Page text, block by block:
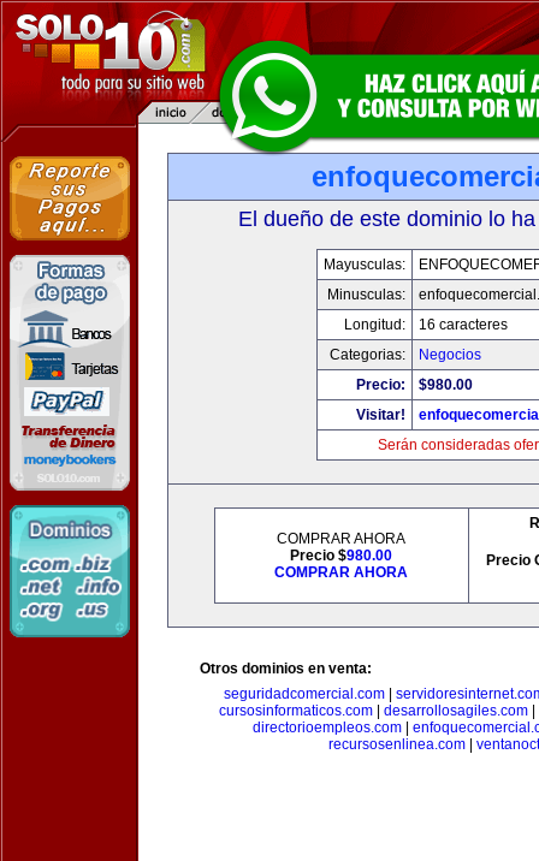
El dueño de este dominio lo
Mayusculas:
Minusculas:
Longitud:
16 caracteres
Categorias:
Negocios
Precio:
$980.00
Visitar!
Serán consideradas
COMPRAR AHORA
Precio $980.00
COMPRAR AHORA
Precio
Otros dominios en venta:
seguridadcomercial.com|
cursosinformaticos.com
desarrollosagiles.com
directorioempleos.com
recursosenlinea.com|